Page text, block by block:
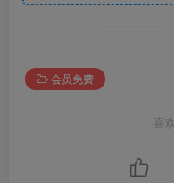
会员免费
喜